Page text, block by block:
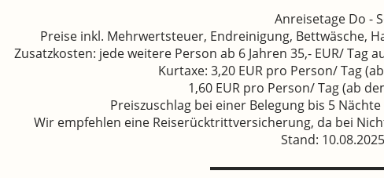
Anreisetage Do -
Preise inkl. Mehrwertsteuer, Endreinigung, Bettwäsche,
Zusatzkosten: jede weitere Person ab 6 Jahren 35,- EUR/ Tag
Kurtaxe: 3,20 EUR pro Person/ Tag
1,60 EUR pro Person/ Tag (ab
Preiszuschlag bei einer Belegung bis 5
Wir empfehlen eine Reiserücktrittversicherung, da bei
Stand: 10.08.2025